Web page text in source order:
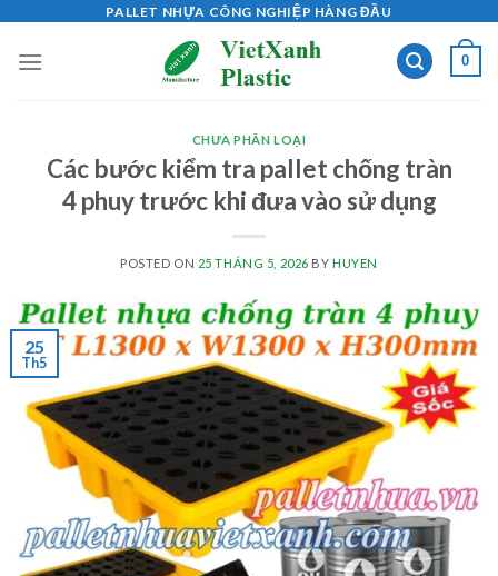
content
PALLET NHỰA CÔNG NGHIỆP HÀNG ĐẦU
0
CHƯA PHÂN LOẠI
Các bước kiểm tra pallet chống tràn
4 phuy trước khi đưa vào sử dụng
POSTED ON 25 THÁNG 5, 2026 BY HUYEN
25
Th5